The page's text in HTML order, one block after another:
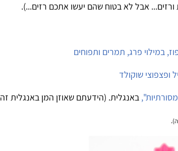
ורזים... אבל לא בטוח שהם יעשו אתכם רזים...).
במילוי פרג, תמרים ותפוחים
ופצפוצי שוקולד
באנגלית. (הידעתם שאוזן המן באנגלית זה Hamantashen?)